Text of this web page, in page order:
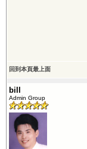
回到本頁最上面
bill
Admin Group